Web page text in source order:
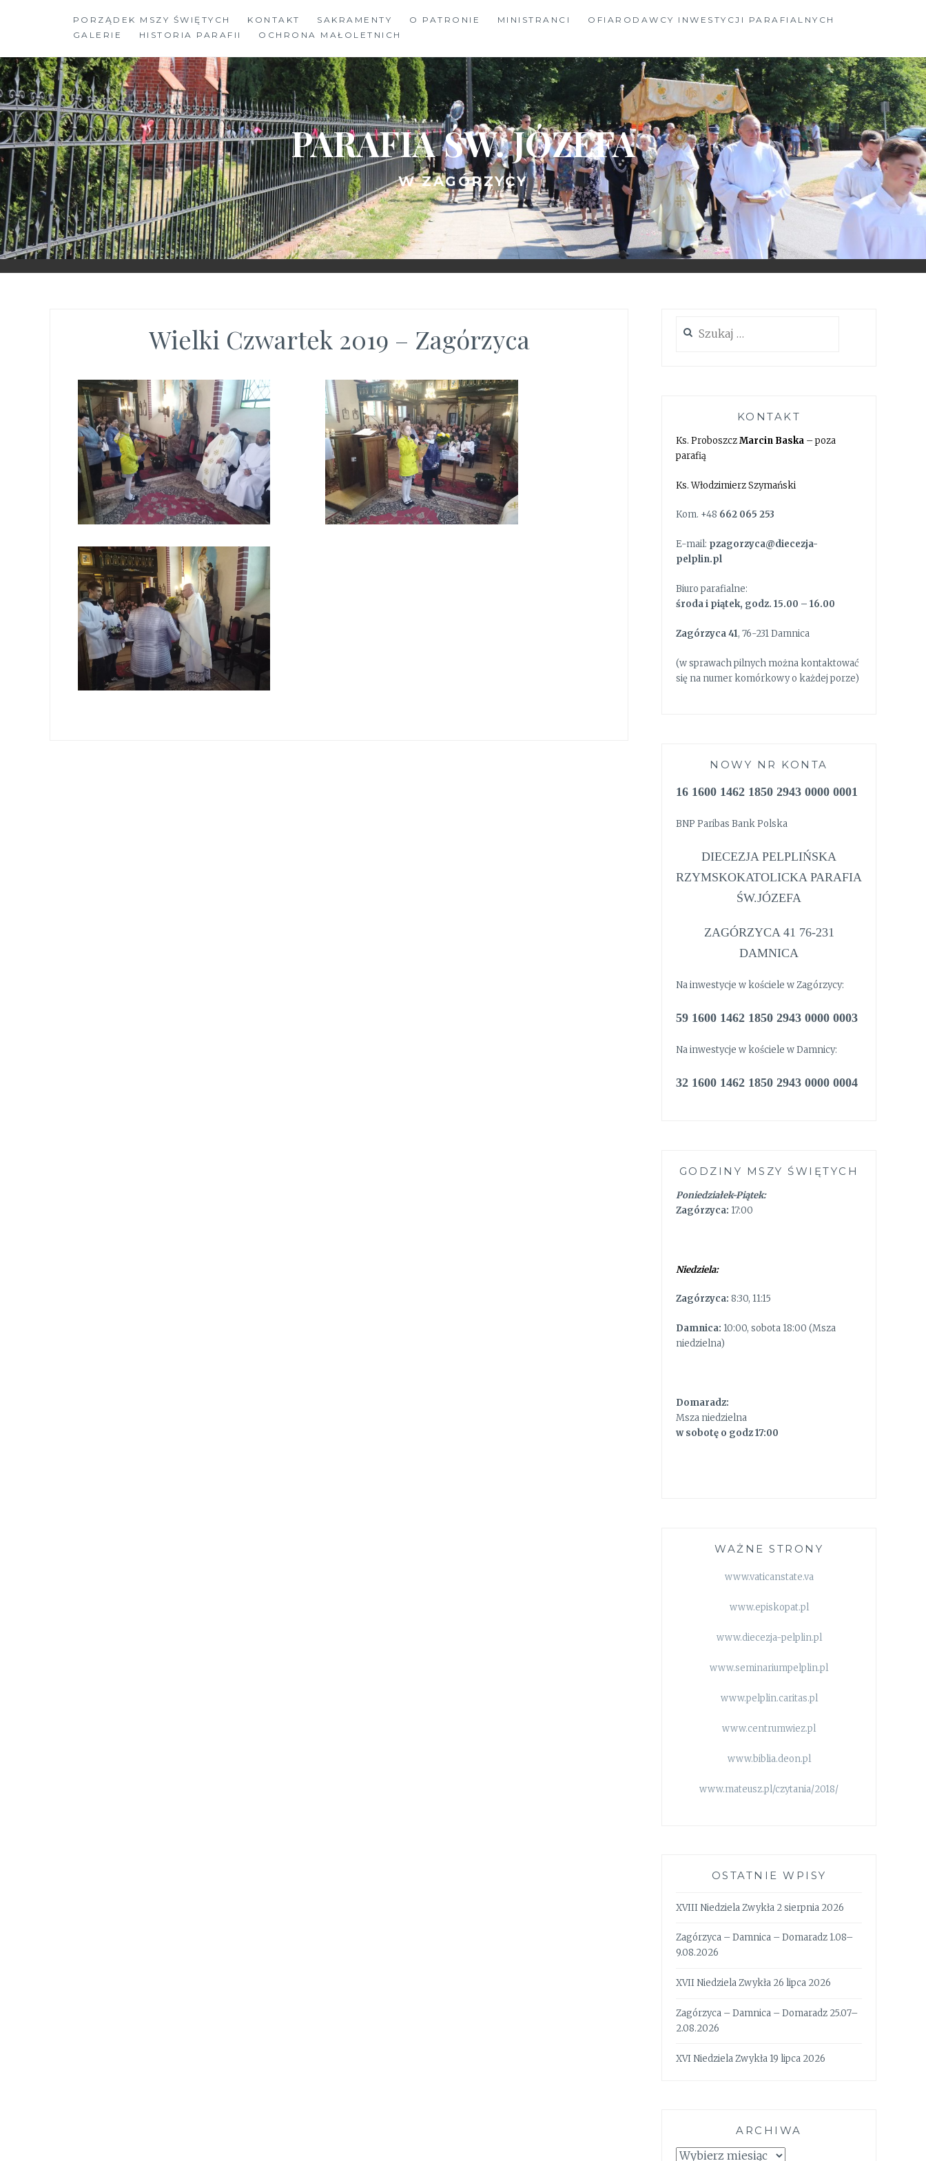
PORZĄDEK MSZY ŚWIĘTYCH KONTAKT SAKRAMENTY O PATRONIE MINISTRANCI
OFIARODAWCY INWESTYCJI PARAFIALNYCH
GALERIE
HISTORIA PARAFII OCHRONA MAŁOLETNICH
PARAFIA ŚW. JÓZEFA
W ZAGÓRZYCY
Wielki Czwartek 2019 – Zagórzyca
KONTAKT
Ks. ProboszczMarcin Baska – poza
parafią
Ks. Włodzimierz Szymański
Kom. +48 662 065 253
E-mail: pzagorzyca@diecezja-
pelplin.pl
Biuro parafialne:
środa i piątek, godz. 15.00 – 16.00
Zagórzyca 41, 76-231 Damnica
(w sprawach pilnych można kontaktować
się na numer komórkowy o każdej porze)
NOWY NR KONTA
16 1600 1462 1850 2943 0000 0001
BNP Paribas Bank Polska
DIECEZJA PELPLIŃSKA
RZYMSKOKATOLICKA PARAFIA
ŚW.JÓZEFA
ZAGÓRZYCA 41 76-231
DAMNICA
Na inwestycje w kościele w Zagórzycy:
59 1600 1462 1850 2943 0000 0003
Na inwestycje w kościele w Damnicy:
32 1600 1462 1850 2943 0000 0004
GODZINY MSZY ŚWIĘTYCH
Poniedziałek-Piątek:
Zagórzyca: 17:00
Niedziela:
Zagórzyca: 8:30, 11:15
Damnica: 10:00, sobota 18:00 (Msza
niedzielna)
Domaradz:
Msza niedzielna
w sobotę o godz 17:00
WAŻNE STRONY
www.vaticanstate.va
www.episkopat.pl
www.diecezja-pelplin.pl
www.seminariumpelplin.pl
www.pelplin.caritas.pl
www.centrumwiez.pl
www.biblia.deon.pl
www.mateusz.pl/czytania/2018/
OSTATNIE WPISY
XVIII Niedziela Zwykła 2 sierpnia 2026
Zagórzyca – Damnica – Domaradz 1.08–
9.08.2026
XVII Niedziela Zwykła 26 lipca 2026
Zagórzyca – Damnica – Domaradz 25.07–
2.08.2026
XVI Niedziela Zwykła 19 lipca 2026
ARCHIWA
Archiwa